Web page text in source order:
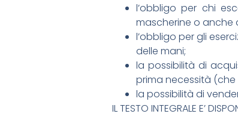
l’obbligo per chi
mascherine o anche
l’obbligo per gli
delle mani;
la possibilità di
prima necessità
la possibilità di
IL TESTO INTEGRALE E’